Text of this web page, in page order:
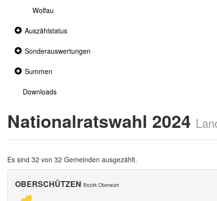
Wolfau
Collapsed
Auszählstatus
Collapsed
Sonderauswertungen
Collapsed
Summen
Downloads
Nationalratswahl 2024
Es sind 32 von 32 Gemeinden ausgezählt.
OBERSCHÜTZEN Bezirk Oberwart